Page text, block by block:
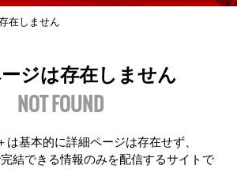
在しません
ジは存在しません
NOT FOUND
は基本的に詳細ページは存在せず、
結できる情報のみを配信するサイトで